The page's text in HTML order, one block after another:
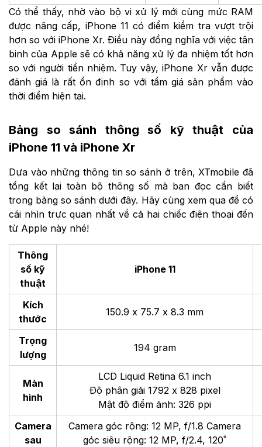
Có thể thấy, nhờ vào bộ vi xử lý mới cùng mức RAM
được nâng cấp, iPhone 11 có điểm kiểm tra vượt trội
hơn so với iPhone Xr. Điều này đồng nghĩa với việc tân
binh của Apple sẽ có khả năng xử lý đa nhiệm tốt hơn
so với người tiền nhiệm. Tuy vậy, iPhone Xr vẫn được
đánh giá là rất ổn định so với tầm giá sản phẩm vào
thời điểm hiện tại.
Bảng so sánh thông số kỹ thuật của
iPhone 11 và iPhone Xr
Dựa vào những thông tin so sánh ở trên, XTmobile đã
tổng kết lại toàn bộ thông số mà bạn đọc cần biết
trong bảng so sánh dưới đây. Hãy cùng xem qua để có
cái nhìn trực quan nhất về cả hai chiếc điện thoại đến
từ Apple này nhé!
Thông
số kỹ
thuật
iPhone 11
Kích
thước
150.9 x 75.7 x 8.3 mm
Trọng
lượng
194 gram
Màn
hình
LCD Liquid Retina 6.1 inch
Độ phân giải 1792 x 828 pixel
Mật độ điểm ảnh: 326 ppi
Camera
sau
Camera góc rộng: 12 MP, f/1.8 Camera
góc siêu rộng: 12 MP, f/2.4, 120˚